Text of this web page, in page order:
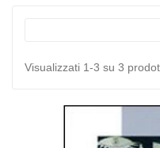
Visualizzati 1-3 su 3